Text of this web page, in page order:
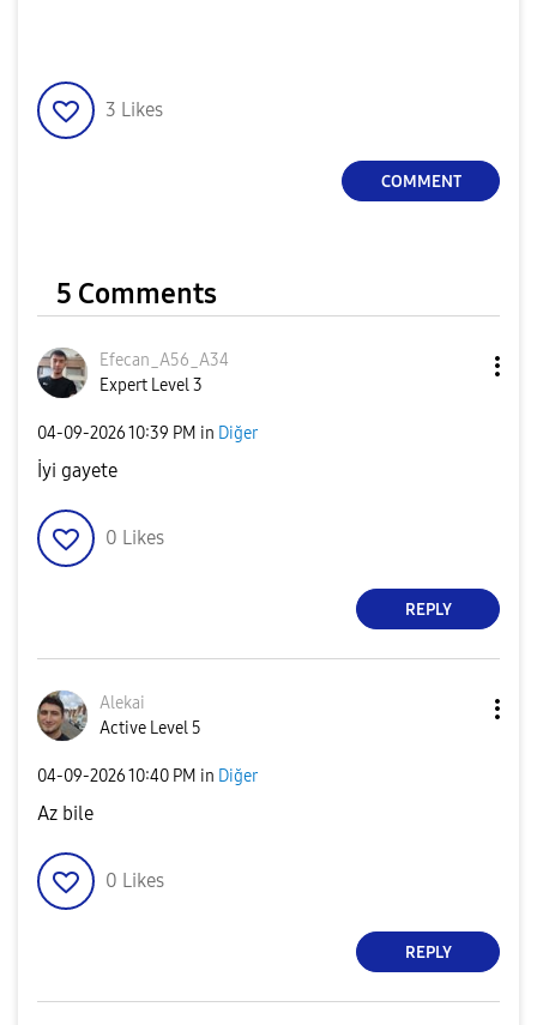
3 Likes
COMMENT
5 Comments
Efecan_A56_A34
Expert Level 3
‎04-09-202610:39 PM in Diğer
İyi gayete
0 Likes
REPLY
Alekai
Active Level 5
‎04-09-202610:40 PM in Diğer
Az bile
0 Likes
REPLY